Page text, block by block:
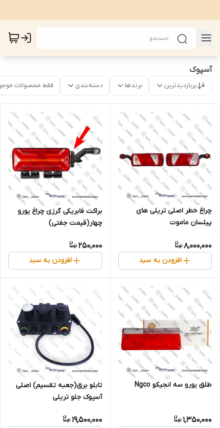
آسپوک
پربازدیدترین برندها دسته‌بندی فقط محصولات
چراغ خطر اصلی تریلی های
پیلسان ماموت
8,000,000
افزودن به سبد
براکت فابریکی گرزی چراغ یورو
چهار(قیمت جفتی)
250,000
افزودن به سبد
طلق یورو سه انجیکو Ngco
1,350,000
تابلو برق(جعبه تقسیم) اصلی
آسپوک جلو تریلی
19,500,000